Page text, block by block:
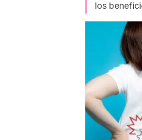
los